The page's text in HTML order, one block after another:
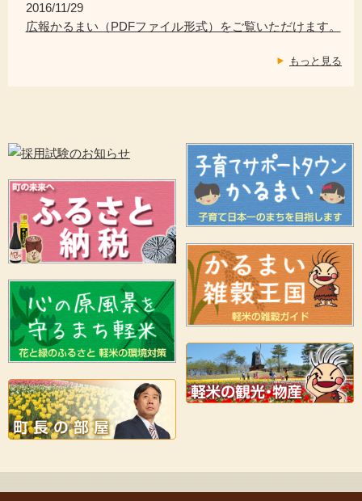
2016/11/29
広報かるまい（PDFファイル形式）をご覧いただけます。
もっと見る